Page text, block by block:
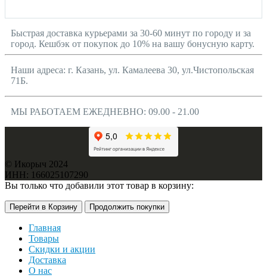
Быстрая доставка курьерами за 30-60 минут по городу и за
город. Кешбэк от покупок до 10% на вашу бонусную карту.
Наши адреса: г. Казань, ул. Камалеева 30, ул.Чистопольская
71Б.
МЫ РАБОТАЕМ ЕЖЕДНЕВНО: 09.00 - 21.00
© Икорыч 2024
ИНН: 166025107290
Вы только что добавили этот товар в корзину:
Перейти в Корзину Продолжить покупки
Главная
Товары
Скидки и акции
Доставка
О нас